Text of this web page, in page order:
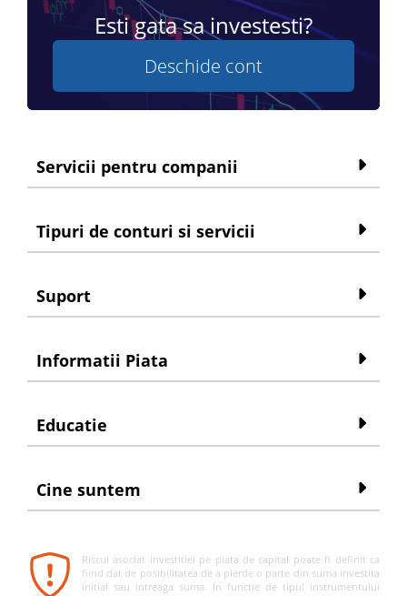
Esti gata sa investesti?
Deschide cont
Servicii pentru companii
Tipuri de conturi si servicii
Suport
Informatii Piata
Educatie
Cine suntem
Riscul asociat investitiei pe piata de capital poate fi definit ca
fiind dat de posibilitatea de a pierde o parte din suma investita
initial sau intreaga suma. In functie de tipul instrumentului